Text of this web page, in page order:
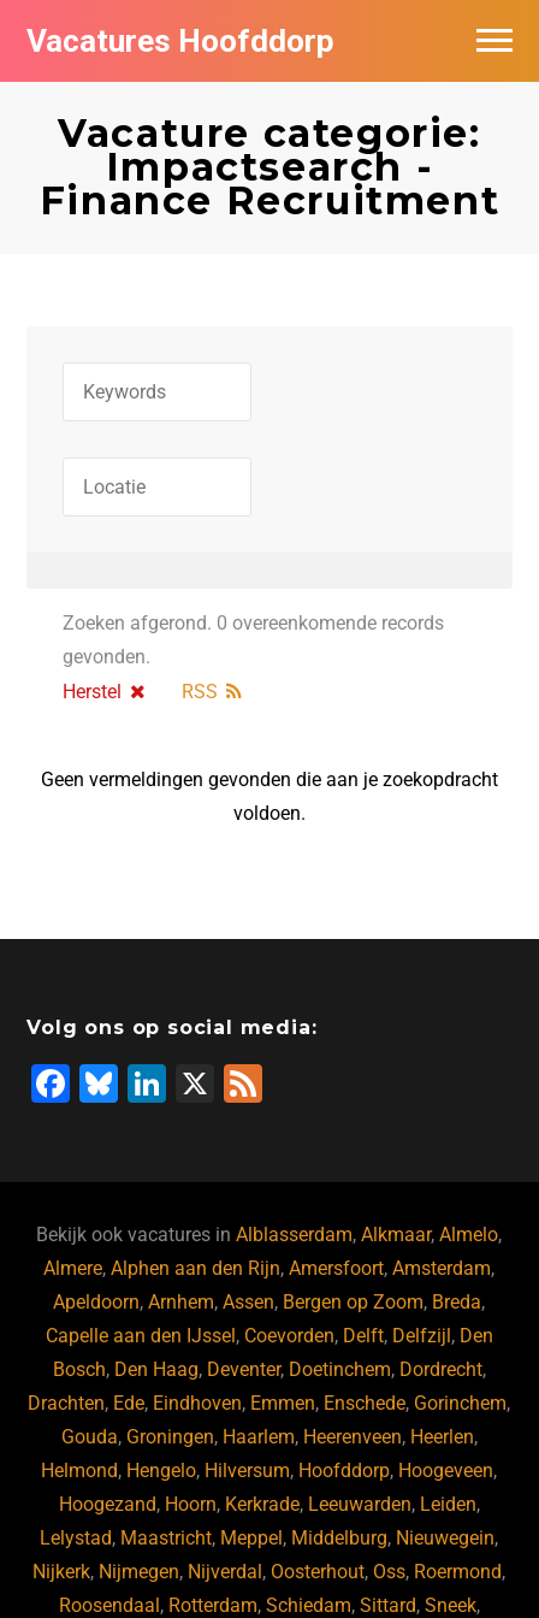
Vacatures Hoofddorp
Vacature categorie:
Impactsearch -
Finance Recruitment
Zoeken afgerond. 0 overeenkomende records
gevonden.
Herstel
RSS
Geen vermeldingen gevonden die aan je zoekopdracht
voldoen.
Volg ons op social media:
F
b
o
o
k
Bl
ky
Li
dI
n
X
Bekijk ook vacatures inAlblasserdam,Alkmaar,Almelo,
Almere,Alphen aan den Rijn,Amersfoort,Amsterdam,
Apeldoorn,Arnhem,Assen, Bergen op Zoom, Breda,
Capelle aan den IJssel , Coevorden, Delft, Delfzijl , Den
Bosch, Den Haag, Deventer, Doetinchem, Dordrecht,
Drachten, Ede, Eindhoven, Emmen, Enschede, Gorinchem,
Gouda, Groningen, Haarlem, Heerenveen, Heerlen,
Helmond, Hengelo, Hilversum, Hoofddorp, Hoogeveen,
Hoogezand, Hoorn, Kerkrade, Leeuwarden, Leiden,
Lelystad, Maastricht, Meppel , Middelburg, Nieuwegein,
Nijkerk, Nijmegen, Nijverdal , Oosterhout, Oss, Roermond,
Roosendaal , Rotterdam, Schiedam, Sittard, Sneek,
Vacatures per bedrijf in Hoofddorp